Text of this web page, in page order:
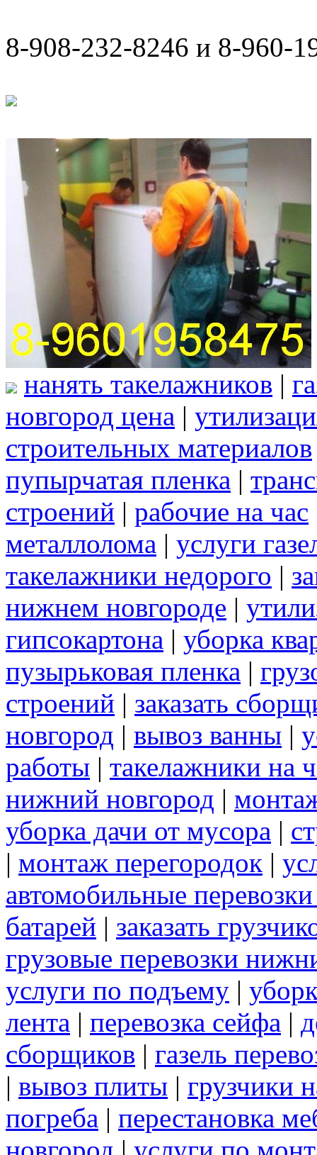
8-908-232-8246 и 8-960-
нанять такелажников |
новгород цена |
строительных материалов
пупырчатая пленка |
строений | рабочие на час
металлолома | услуги
такелажники недорого |
нижнем новгороде |
гипсокартона | уборка
пузырьковая пленка |
строений | заказать
новгород | вывоз ванны |
работы | такелажники на
нижний новгород |
уборка дачи от мусора |
| монтаж перегородок |
автомобильные
батарей | заказать
грузовые перевозки
услуги по подъему |
лента | перевозка сейфа |
сборщиков | газель
| вывоз плиты | грузчики
погреба | перестановка